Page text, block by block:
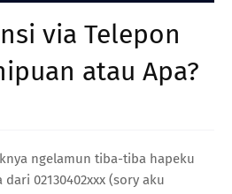
via Telepon
atau Apa?
ngelamun tiba-tiba hapeku
02130402xxx (sory aku